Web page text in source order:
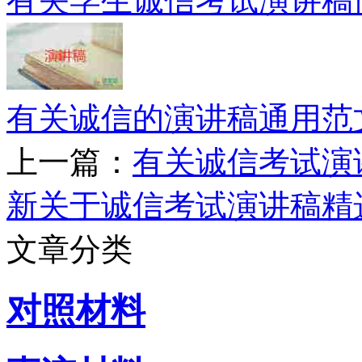
有关诚信的演讲稿通用范
上一篇： 有关诚信考试
新关于诚信考试演讲稿
文章分类
对照材料